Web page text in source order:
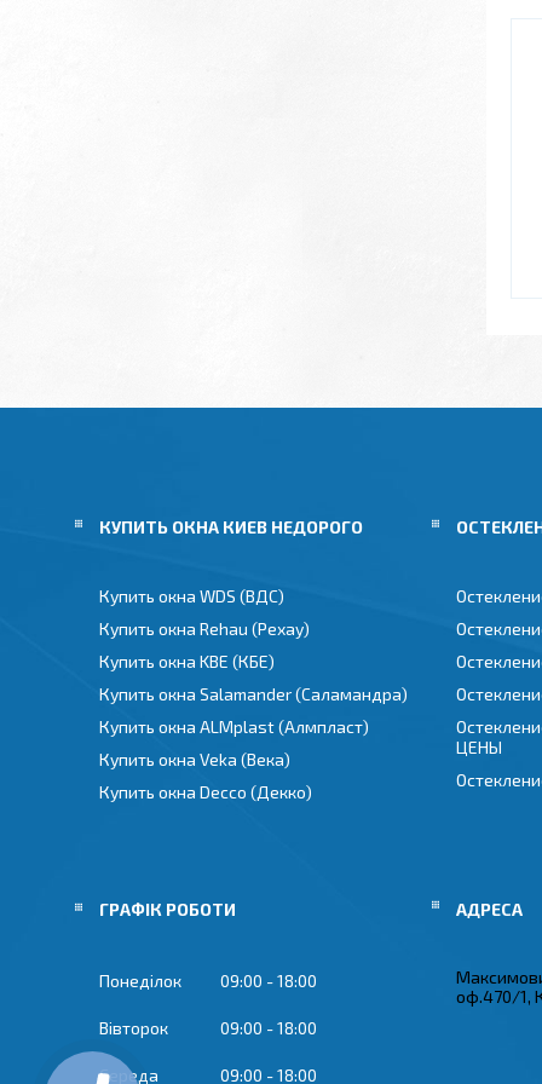
КУПИТЬ ОКНА КИЕВ НЕДОРОГО
Купить окна WDS (ВДС)
Купить окна Rehau (Рехау)
Купить окна KBE (КБЕ)
Купить окна Salamander (Саламандра)
Купить окна ALMplast (Алмпласт)
Купить окна Veka (Века)
Купить окна Decco (Декко)
ЦЕНЫ
ГРАФІК РОБОТИ
Понеділок 09:00 18:00
Вівторок 09:00 18:00
Середа 09:00 18:00
оф.470/1,